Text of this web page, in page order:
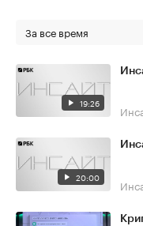
За все время
19:26
20:00